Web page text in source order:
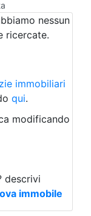
nessun
ricercate.
immobiliari
qui.
modificando
descrivi
immobile